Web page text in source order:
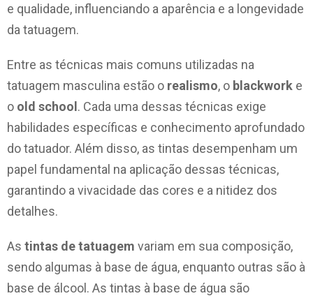
e qualidade, influenciando a aparência e a longevidade
da tatuagem.
Entre as técnicas mais comuns utilizadas na
tatuagem masculina estão o realismo, o blackwork e
o old school. Cada uma dessas técnicas exige
habilidades específicas e conhecimento aprofundado
do tatuador. Além disso, as tintas desempenham um
papel fundamental na aplicação dessas técnicas,
garantindo a vivacidade das cores e a nitidez dos
detalhes.
As tintas de tatuagem variam em sua composição,
sendo algumas à base de água, enquanto outras são à
base de álcool. As tintas à base de água são